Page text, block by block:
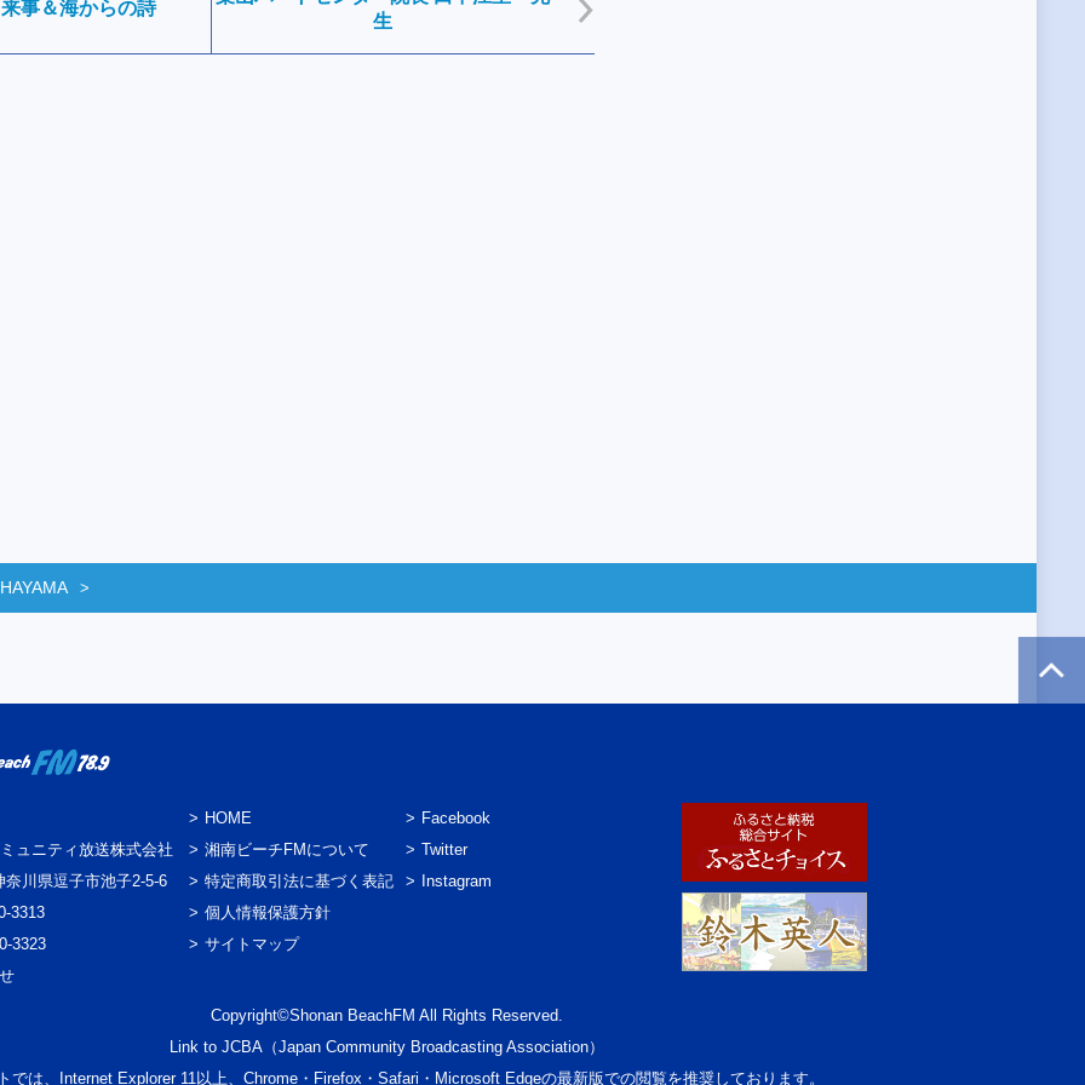
事＆海からの詩
生
ュニティ放送株式会社
奈川県逗子市池子2-5-6
3313
3323
HOME
湘南ビーチFMについて
特定商取引法に基づく表記
個人情報保護方針
サイトマップ
Facebook
Twitter
Instagram
Copyright©Shonan BeachFM All Rights Reserved.
Link to JCBA（Japan Community Broadcasting Association）
では、Internet Explorer 11以上、Chrome・Firefox・Safari・Microsoft Edgeの最新版での閲覧を推奨しております。